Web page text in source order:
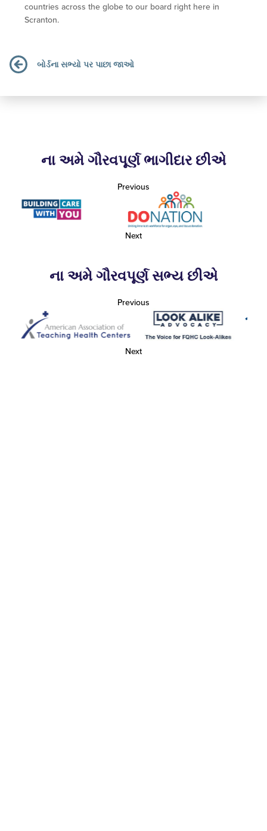
countries across the globe to our board right here in
Scranton.
બોર્ડના સભ્યો પર પાછા જાઓ
ના અમે ગૌરવપૂર્ણ ભાગીદાર છીએ
Previous
Next
ના અમે ગૌરવપૂર્ણ સભ્ય છીએ
Previous
Next